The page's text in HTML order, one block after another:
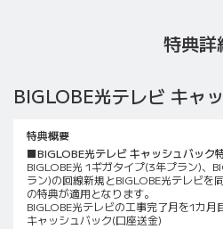
特典詳
BIGLOBE光テレビ キャ
特典概要
■BIGLOBE光テレビ キャッシュバック
BIGLOBE光 1ギガタイプ(3年プラン)、
ラン)の回線新規とBIGLOBE光テレビを
の特典が適用となります。
BIGLOBE光テレビの工事完了月を1カ
キャッシュバック(口座送金)